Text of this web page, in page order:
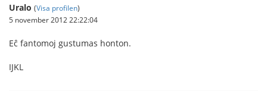
Uralo (Visa profilen)
5 november 2012 22:22:04
Eĉ fantomoj gustumas honton.
IJKL